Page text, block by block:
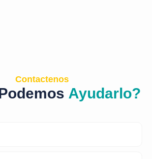
Contactenos
Ayudarlo?